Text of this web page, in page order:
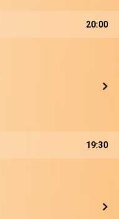
20:00
19:30